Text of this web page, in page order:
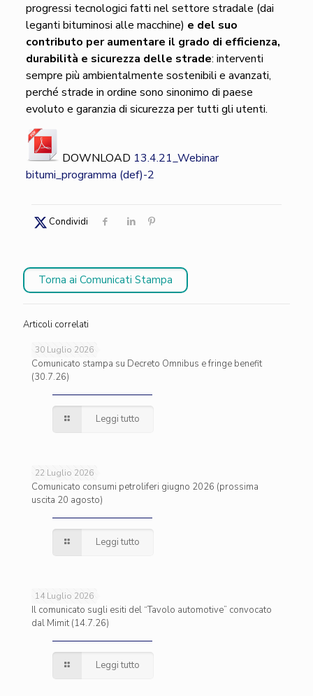
progressi tecnologici fatti nel settore stradale (dai
leganti bituminosi alle macchine) e del suo
contributo per aumentare il grado di efficienza,
durabilità e sicurezza delle strade: interventi
sempre più ambientalmente sostenibili e avanzati,
perché strade in ordine sono sinonimo di paese
evoluto e garanzia di sicurezza per tutti gli utenti.
DOWNLOAD 13.4.21_Webinar
bitumi_programma (def)-2
Condividi
Torna ai Comunicati Stampa
Articoli correlati
30 Luglio 2026
Comunicato stampa su Decreto Omnibus e fringe benefit
(30.7.26)
Leggi tutto
22 Luglio 2026
Comunicato consumi petroliferi giugno 2026 (prossima
uscita 20 agosto)
Leggi tutto
14 Luglio 2026
Il comunicato sugli esiti del “Tavolo automotive” convocato
dal Mimit (14.7.26)
Leggi tutto